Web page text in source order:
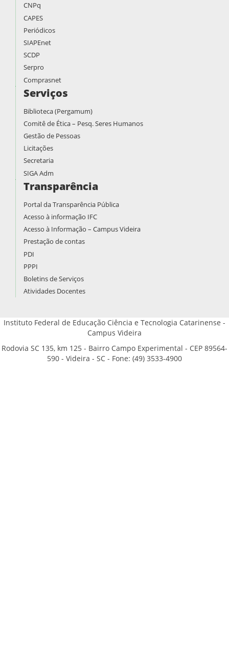
CNPq
CAPES
Periódicos
SIAPEnet
SCDP
Serpro
Comprasnet
Serviços
Biblioteca (Pergamum)
Comitê de Ética – Pesq. Seres Humanos
Gestão de Pessoas
Licitações
Secretaria
SIGA Adm
Transparência
Portal da Transparência Pública
Acesso à informação IFC
Acesso à Informação – Campus Videira
Prestação de contas
PDI
PPPI
Boletins de Serviços
Atividades Docentes
Instituto Federal de Educação Ciência e Tecnologia Catarinense -
Campus Videira
Rodovia SC 135, km 125 - Bairro Campo Experimental - CEP 89564-
590 - Videira - SC - Fone: (49) 3533-4900